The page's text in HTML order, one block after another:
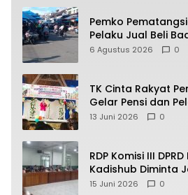
Pemko
Pelaku Jual Beli
6 Agustus 2026 0
TK Cinta Rakyat
Gelar Pensi dan
13 Juni 2026 0
RDP Komisi III
Kadishub Diminta
Alasan
15 Juni 2026 0